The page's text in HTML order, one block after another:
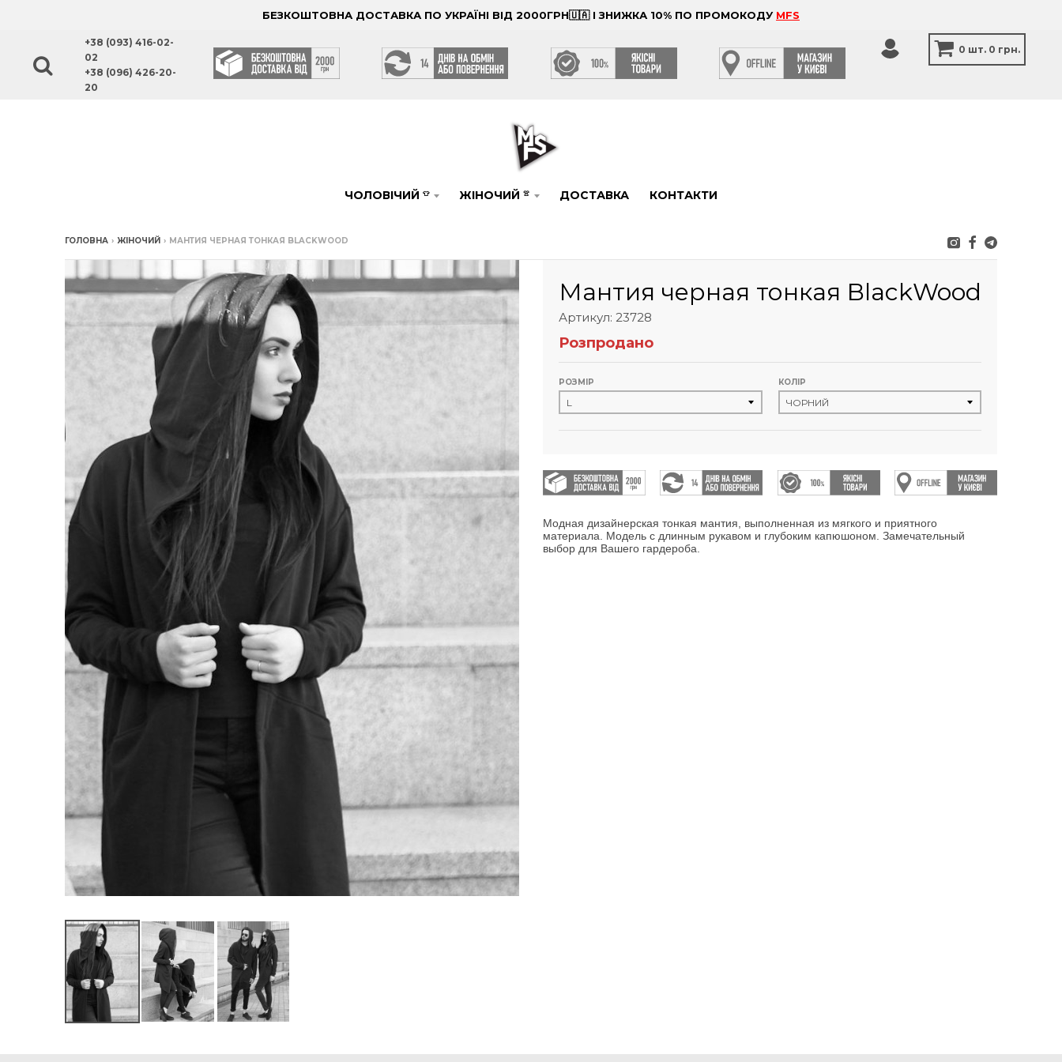
БЕЗКОШТОВНА ДОСТАВКА ПО УКРАЇНІ ВІД 2000ГРН🇺🇦 І ЗНИЖКА 10% ПО ПРОМОКОДУ MFS
+38 (093) 416-02-
02
+38 (096) 426-20-
20
0 шт. 0 грн.
ЧОЛОВІЧИЙ 👕 ЖІНОЧИЙ 👚 ДОСТАВКА КОНТАКТИ
ГОЛОВНА › ЖІНОЧИЙ › МАНТИЯ ЧЕРНАЯ ТОНКАЯ BLACKWOOD
Мантия черная тонкая BlackWood
Артикул: 23728
Розпродано
РОЗМІР КОЛІР
Модная дизайнерская тонкая мантия, выполненная из мягкого и приятного
материала. Модель с длинным рукавом и глубоким капюшоном. Замечательный
выбор для Вашего гардероба.